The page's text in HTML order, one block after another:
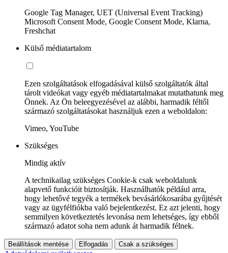
Google Tag Manager, UET (Universal Event Tracking)
Microsoft Consent Mode, Google Consent Mode, Klarna,
Freshchat
Külső médiatartalom
Ezen szolgáltatások elfogadásával külső szolgáltatók által
tárolt videókat vagy egyéb médiatartalmakat mutathatunk meg
Önnek. Az Ön beleegyezésével az alábbi, harmadik féltől
származó szolgáltatásokat használjuk ezen a weboldalon:
Vimeo, YouTube
Szükséges
Mindig aktív
A technikailag szükséges Cookie-k csak weboldalunk
alapvető funkcióit biztosítják. Használhatók például arra,
hogy lehetővé tegyék a termékek bevásárlókosarába gyűjtését
vagy az ügyfélfiókba való bejelentkezést. Ez azt jelenti, hogy
semmilyen következtetés levonása nem lehetséges, így ebből
származó adatot soha nem adunk át harmadik félnek.
Beállítások mentése Elfogadás Csak a szükséges